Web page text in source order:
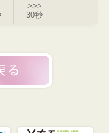
>>>
30秒